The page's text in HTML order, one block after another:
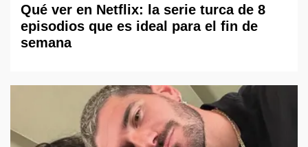
Qué ver en Netflix: la serie turca de 8
episodios que es ideal para el fin de
semana